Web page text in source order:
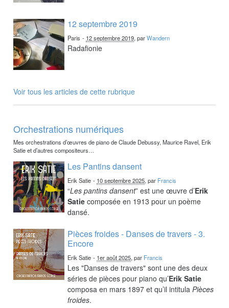
12 septembre 2019
Paris - 12 septembre 2019, parWandern
Radafionie
Voir tous les articles de cette rubrique
Orchestrations numériques
Mes orchestrations d’œuvres de piano de Claude Debussy, Maurice Ravel, Erik
Satie et d’autres compositeurs…
Les Pantins dansent
Erik Satie - 10 septembre 2025, par Francis
“Les pantins dansent” est une œuvre d’Erik
Satie composée en 1913 pour un poème
dansé.
Pièces froides - Danses de travers - 3.
Encore
Erik Satie - 1er août 2025, par Francis
Les "Danses de travers" sont une des deux
séries de pièces pour piano qu’Erik Satie
composa en mars 1897 et qu’il intitulaPièces
froides.